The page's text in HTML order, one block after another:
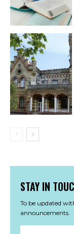
STAY IN
To be updated
announcements.